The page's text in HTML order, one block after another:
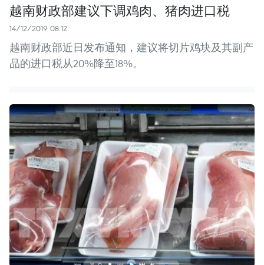
越南财政部建议下调鸡肉、猪肉进口税
14/12/2019 08:12
越南财政部近日发布通知，建议将切片鸡块及其副产
品的进口税从20%降至18%。